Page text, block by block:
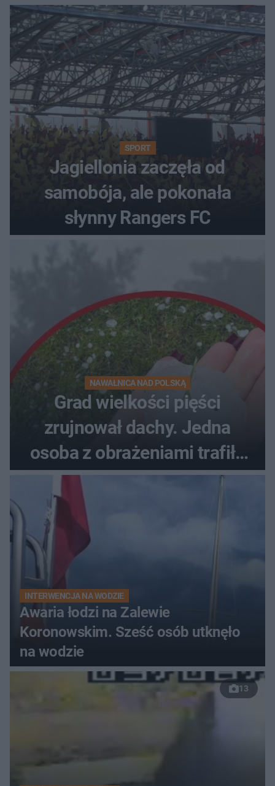
SPORT
Jagiellonia zaczęła od
samobója, ale pokonała
słynny Rangers FC
NAWAŁNICA NAD POLSKĄ
Grad wielkości pięści
zrujnował dachy. Jedna
osoba z obrażeniami trafiła
do szpitala
INTERWENCJA NA WODZIE
Awaria łodzi na Zalewie
Koronowskim. Sześć osób utknęło
na wodzie
13